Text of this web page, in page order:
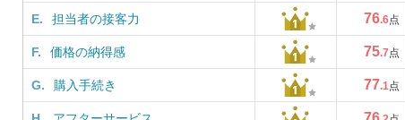
E. 担当者の接客力 76.6点
F. 価格の納得感 75.7点
G. 購入手続き 77.1点